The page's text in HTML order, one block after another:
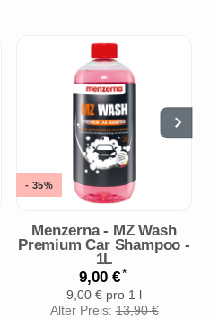
- 35%
Menzerna - MZ Wash
Premium Car Shampoo -
1L
9,00 €*
9,00 € pro 1 l
Alter Preis:13,90 €